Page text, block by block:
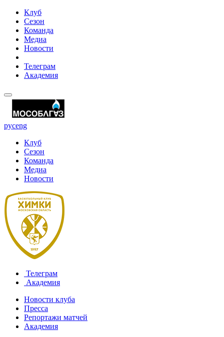
Клуб
Сезон
Команда
Медиа
Новости
Телеграм
Академия
русeng
Клуб
Сезон
Команда
Медиа
Новости
Телеграм
Академия
Новости клуба
Пресса
Репортажи матчей
Академия